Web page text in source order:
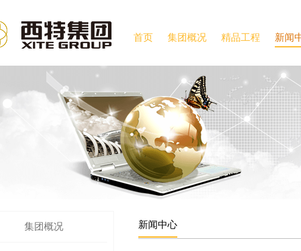
首页 集团概况 精品工程 新闻
集团概况 新闻中心